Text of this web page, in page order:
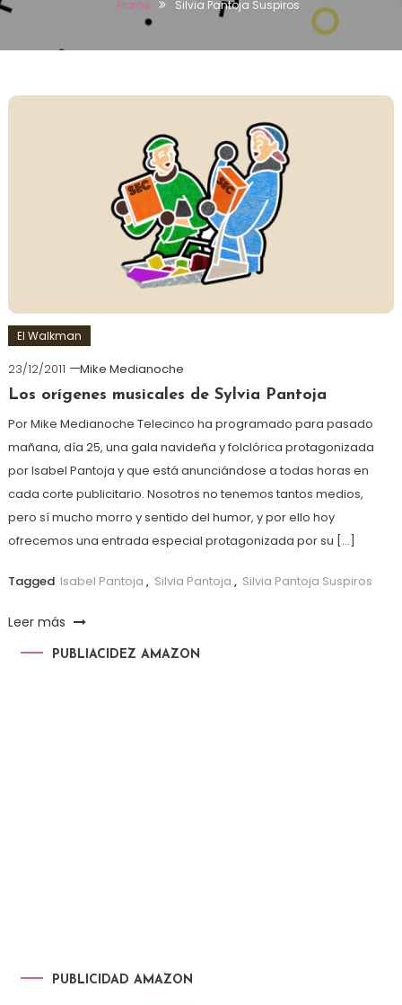
Home Silvia Pantoja Suspiros
El Walkman
23/12/2011
Mike Medianoche
Los orígenes musicales de Sylvia Pantoja
Por Mike Medianoche Telecinco ha programado para pasado
mañana, día 25, una gala navideña y folclórica protagonizada
por Isabel Pantoja y que está anunciándose a todas horas en
cada corte publicitario. Nosotros no tenemos tantos medios,
pero sí mucho morro y sentido del humor, y por ello hoy
ofrecemos una entrada especial protagonizada por su […]
Tagged Isabel Pantoja , Silvia Pantoja , Silvia Pantoja Suspiros
Leer más
PUBLIACIDEZ AMAZON
PUBLICIDAD AMAZON